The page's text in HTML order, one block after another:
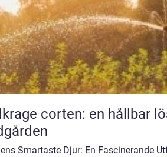
corten: en hållbar
Smartaste Djur: En Fascinerande